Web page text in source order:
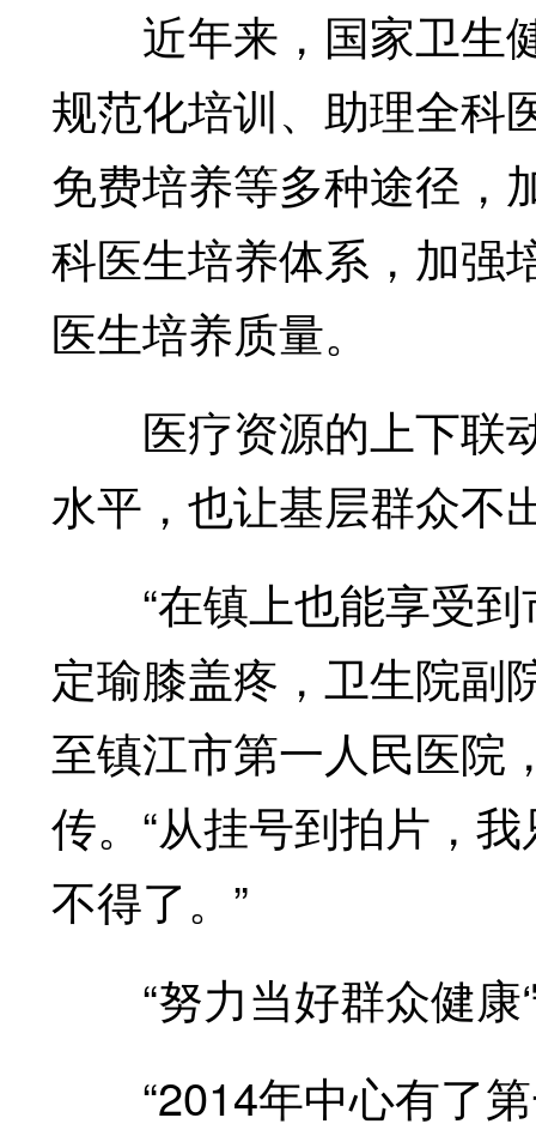
近年来，国家卫生
规范化培训、助理全科
免费培养等多种途径，
科医生培养体系，加强
医生培养质量。
医疗资源的上下联
水平，也让基层群众不
“在镇上也能享受到
定瑜膝盖疼，卫生院副
至镇江市第一人民医院
传。“从挂号到拍片，
不得了。”
“努力当好群众健康‘
“2014年中心有了第